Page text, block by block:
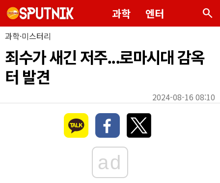
과학 엔터 search
과학·미스터리
죄수가 새긴 저주...로마시대 감옥
터 발견
2024-08-16 08:10
ad